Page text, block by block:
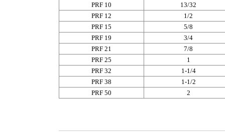
PRF 10
13/32
PRF 12
1/2
PRF 15
5/8
PRF 19
3/4
PRF 21
7/8
PRF 25
1
PRF 32
1-1/4
PRF 38
1-1/2
PRF 50
2